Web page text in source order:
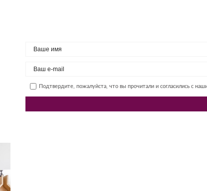
Подтвердите, пожалуйста, что вы прочитали и согласились с